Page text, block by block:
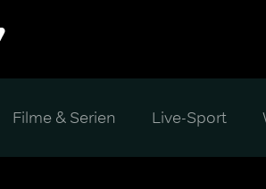
Filme & Serien Live-Sport